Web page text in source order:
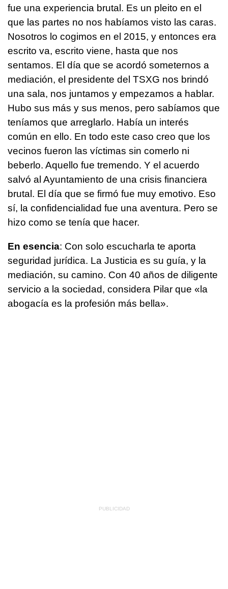
fue una experiencia brutal. Es un pleito en el
que las partes no nos habíamos visto las caras.
Nosotros lo cogimos en el 2015, y entonces era
escrito va, escrito viene, hasta que nos
sentamos. El día que se acordó someternos a
mediación, el presidente del TSXG nos brindó
una sala, nos juntamos y empezamos a hablar.
Hubo sus más y sus menos, pero sabíamos que
teníamos que arreglarlo. Había un interés
común en ello. En todo este caso creo que los
vecinos fueron las víctimas sin comerlo ni
beberlo. Aquello fue tremendo. Y el acuerdo
salvó al Ayuntamiento de una crisis financiera
brutal. El día que se firmó fue muy emotivo. Eso
sí, la confidencialidad fue una aventura. Pero se
hizo como se tenía que hacer.
En esencia: Con solo escucharla te aporta
seguridad jurídica. La Justicia es su guía, y la
mediación, su camino. Con 40 años de diligente
servicio a la sociedad, considera Pilar que «la
abogacía es la profesión más bella».